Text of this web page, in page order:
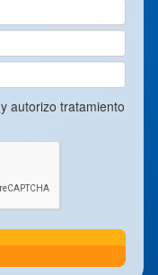
y autorizo tratamiento